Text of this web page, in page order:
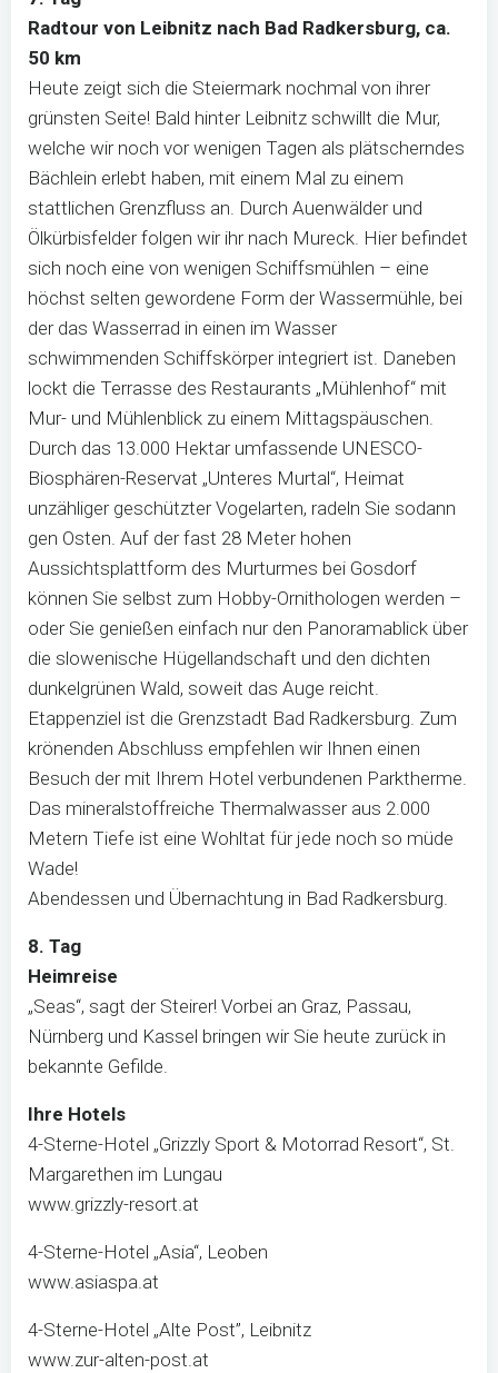
Radtour von Leibnitz nach Bad Radkersburg, ca.
50 km
Heute zeigt sich die Steiermark nochmal von ihrer
grünsten Seite! Bald hinter Leibnitz schwillt die Mur,
welche wir noch vor wenigen Tagen als plätscherndes
Bächlein erlebt haben, mit einem Mal zu einem
stattlichen Grenzfluss an. Durch Auenwälder und
Ölkürbisfelder folgen wir ihr nach Mureck. Hier befindet
sich noch eine von wenigen Schiffsmühlen – eine
höchst selten gewordene Form der Wassermühle, bei
der das Wasserrad in einen im Wasser
schwimmenden Schiffskörper integriert ist. Daneben
lockt die Terrasse des Restaurants „Mühlenhof“ mit
Mur- und Mühlenblick zu einem Mittagspäuschen.
Durch das 13.000 Hektar umfassende UNESCO-
Biosphären-Reservat „Unteres Murtal“, Heimat
unzähliger geschützter Vogelarten, radeln Sie sodann
gen Osten. Auf der fast 28 Meter hohen
Aussichtsplattform des Murturmes bei Gosdorf
können Sie selbst zum Hobby-Ornithologen werden –
oder Sie genießen einfach nur den Panoramablick über
die slowenische Hügellandschaft und den dichten
dunkelgrünen Wald, soweit das Auge reicht.
Etappenziel ist die Grenzstadt Bad Radkersburg. Zum
krönenden Abschluss empfehlen wir Ihnen einen
Besuch der mit Ihrem Hotel verbundenen Parktherme.
Das mineralstoffreiche Thermalwasser aus 2.000
Metern Tiefe ist eine Wohltat für jede noch so müde
Wade!
Abendessen und Übernachtung in Bad Radkersburg.
8. Tag
Heimreise
„Seas“, sagt der Steirer! Vorbei an Graz, Passau,
Nürnberg und Kassel bringen wir Sie heute zurück in
bekannte Gefilde.
Ihre Hotels
4-Sterne-Hotel „Grizzly Sport & Motorrad Resort“, St.
Margarethen im Lungau
www.grizzly-resort.at
4-Sterne-Hotel „Asia“, Leoben
www.asiaspa.at
4-Sterne-Hotel „Alte Post”, Leibnitz
www.zur-alten-post.at